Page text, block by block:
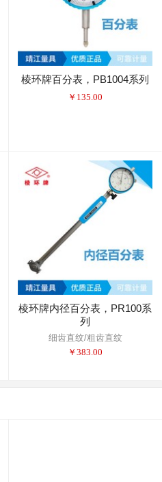
棱环牌百分表，PB1004系列
￥ 135.00
棱环牌内径百分表，PR100系
列
细齿直纹/粗齿直纹
￥ 383.00